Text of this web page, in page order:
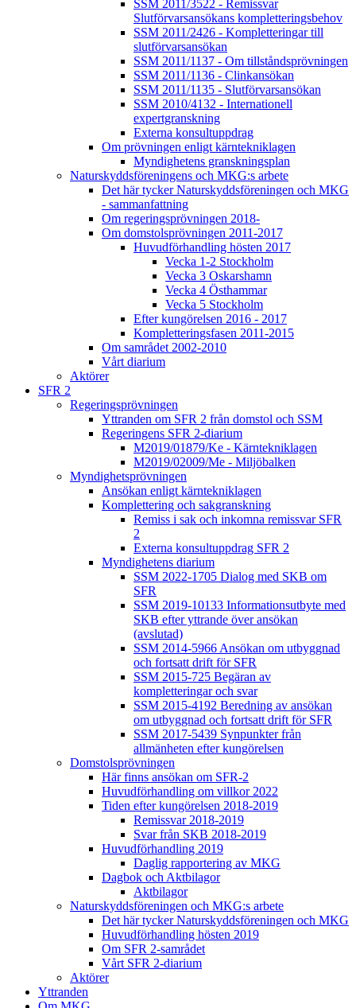
SSM 2011/3522 - Remissvar
Slutförvarsansökans kompletteringsbehov
SSM 2011/2426 - Kompletteringar till
slutförvarsansökan
SSM 2011/1137 - Om tillståndsprövningen
SSM 2011/1136 - Clinkansökan
SSM 2011/1135 - Slutförvarsansökan
SSM 2010/4132 - Internationell
expertgranskning
Externa konsultuppdrag
Om prövningen enligt kärntekniklagen
Myndighetens granskningsplan
Naturskyddsföreningens och MKG:s arbete
Det här tycker Naturskyddsföreningen och MKG
- sammanfattning
Om regeringsprövningen 2018-
Om domstolsprövningen 2011-2017
Huvudförhandling hösten 2017
Vecka 1-2 Stockholm
Vecka 3 Oskarshamn
Vecka 4 Östhammar
Vecka 5 Stockholm
Efter kungörelsen 2016 - 2017
Kompletteringsfasen 2011-2015
Om samrådet 2002-2010
Vårt diarium
Aktörer
SFR 2
Regeringsprövningen
Yttranden om SFR 2 från domstol och SSM
Regeringens SFR 2-diarium
M2019/01879/Ke - Kärntekniklagen
M2019/02009/Me - Miljöbalken
Myndighetsprövningen
Ansökan enligt kärntekniklagen
Komplettering och sakgranskning
Remiss i sak och inkomna remissvar SFR
2
Externa konsultuppdrag SFR 2
Myndighetens diarium
SSM 2022-1705 Dialog med SKB om
SFR
SSM 2019-10133 Informationsutbyte med
SKB efter yttrande över ansökan
(avslutad)
SSM 2014-5966 Ansökan om utbyggnad
och fortsatt drift för SFR
SSM 2015-725 Begäran av
kompletteringar och svar
SSM 2015-4192 Beredning av ansökan
om utbyggnad och fortsatt drift för SFR
SSM 2017-5439 Synpunkter från
allmänheten efter kungörelsen
Domstolsprövningen
Här finns ansökan om SFR-2
Huvudförhandling om villkor 2022
Tiden efter kungörelsen 2018-2019
Remissvar 2018-2019
Svar från SKB 2018-2019
Huvudförhandling 2019
Daglig rapportering av MKG
Dagbok och Aktbilagor
Aktbilagor
Naturskyddsföreningen och MKG:s arbete
Det här tycker Naturskyddsföreningen och MKG
Huvudförhandling hösten 2019
Om SFR 2-samrådet
Vårt SFR 2-diarium
Aktörer
Yttranden